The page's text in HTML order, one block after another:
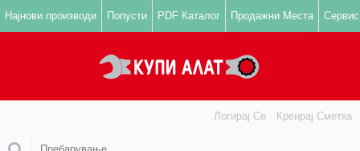
Најнови производи Попусти PDF Каталог Продажни Места Сервис
Логирај Се Креирај Сметка